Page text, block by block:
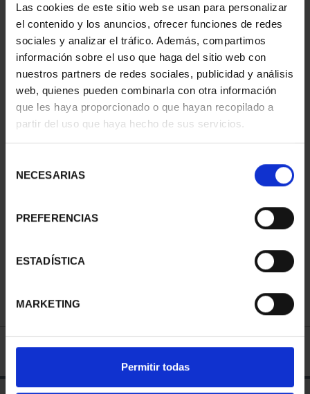
Las cookies de este sitio web se usan para personalizar
el contenido y los anuncios, ofrecer funciones de redes
sociales y analizar el tráfico. Además, compartimos
información sobre el uso que haga del sitio web con
nuestros partners de redes sociales, publicidad y análisis
web, quienes pueden combinarla con otra información
que les haya proporcionado o que hayan recopilado a
partir del uso que haya hecho de sus servicios.
NECESARIAS
PREFERENCIAS
ESTADÍSTICA
MARKETING
Permitir todas
territories from its adoption on 19 October 1868 until 28
February 2002.
You may also be interested in these products:
SILVER WEDDING
€120.00
SPECIFICATIONS